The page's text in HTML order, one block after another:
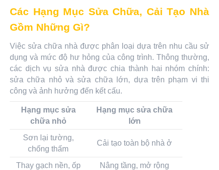
Các Hạng Mục Sửa Chữa, Cải Tạo Nhà
Gồm Những Gì?
Việc sửa chữa nhà được phân loại dựa trên nhu cầu sử
dụng và mức độ hư hỏng của công trình. Thông thường,
các dịch vụ sửa nhà được chia thành hai nhóm chính:
sửa chữa nhỏ và sửa chữa lớn, dựa trên phạm vi thi
công và ảnh hưởng đến kết cấu.
Hạng mục sửa
chữa nhỏ
Hạng mục sửa chữa
lớn
Sơn lại tường,
chống thấm
Cải tạo toàn bộ nhà ở
Thay gạch nền, ốp
Nâng tầng, mở rộng